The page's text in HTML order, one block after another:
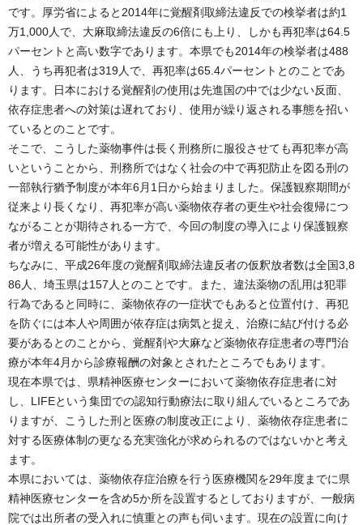
です。厚労省によると2014年に覚醒剤取締法違反での検挙者は約1
万1,000人で、大麻取締法違反の6倍にも上り、しかも再犯率は64.5
パーセントと高い数字であります。本県でも2014年の検挙者は488
人、うち再犯者は319人で、再犯率は65.4パーセントとのことであ
ります。日本における覚醒剤の使用は先進国の中では少ない反面、
依存症患者への対策は遅れており、使用が繰り返される事態を招い
ているとのことです。
そこで、こうした薬物事件は長く刑務所に服役させても再犯率が高
いということから、刑務所ではなく社会の中で再犯防止を図る刑の
一部執行猶予制度が本年6月1日から始まりました。保護観察期間が
従来より長くなり、再犯率が高い薬物依存者の更生や社会復帰につ
ながることが期待される一方で、今回の制度の導入により保護観察
者が増える可能性があります。
ちなみに、平成26年度の覚醒剤取締法違反者の仮釈放者数は全国3,8
86人、埼玉県は157人とのことです。また、違法薬物の乱用は犯罪
行為であると同時に、薬物依存の一症状でもあると位置付け、再犯
を防ぐには本人や周囲が依存症は病気と捉え、治療に結び付ける必
要があるとのことから、覚醒剤や大麻など薬物依存症患者の専門治
療が本年4月から診療報酬の対象とされたところでもあります。
現在本県では、県精神医療センターにおいて薬物依存症患者に対
し、LIFEという集団での認知行動療法に取り組んでいるところであ
りますが、こうした刑と医療の制度改正により、薬物依存症患者に
対する医療体制の更なる充実強化が求められるのではないかと考え
ます。
本県においては、薬物依存症治療を行う医療機関を29年度までに県
精神医療センターを含め5か所を設置するとしておりますが、一般病
院では出所者の受入れに慎重との声も伺います。現在の設置に向け